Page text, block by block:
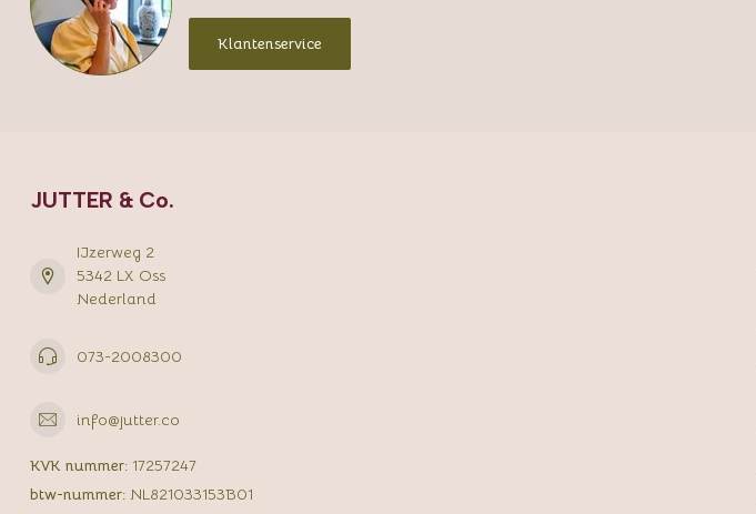
Klantenservice
JUTTER & Co.
IJzerweg 2
5342 LX Oss
Nederland
073-2008300
info@jutter.co
KVK nummer: 17257247
btw-nummer: NL821033153B01